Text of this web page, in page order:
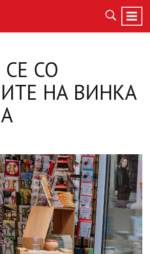
СО
НА ВИНКА